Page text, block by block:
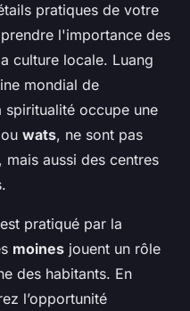
pratiques de votre
l'importance des
culture locale. Luang
mondial de
spiritualité occupe une
wats, ne sont pas
aussi des centres
pratiqué par la
moines jouent un rôle
des habitants. En
l’opportunité